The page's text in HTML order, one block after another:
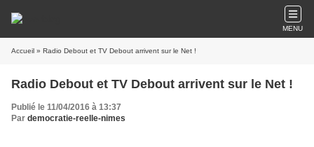
MENU
Accueil » Radio Debout et TV Debout arrivent sur le Net !
Radio Debout et TV Debout arrivent sur le Net !
Publié le 11/04/2016 à 13:37
Par democratie-reelle-nimes